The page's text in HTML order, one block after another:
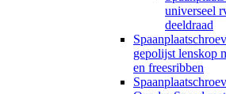
universeel
deeldraad
gepolijst lenskop
en freesribben